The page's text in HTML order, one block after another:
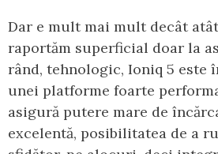
Dar e mult mai mult decât
raportăm superficial doar la
rând, tehnologic, Ioniq 5 este
unei platforme foarte
asigură putere mare de
excelentă, posibilitatea de a